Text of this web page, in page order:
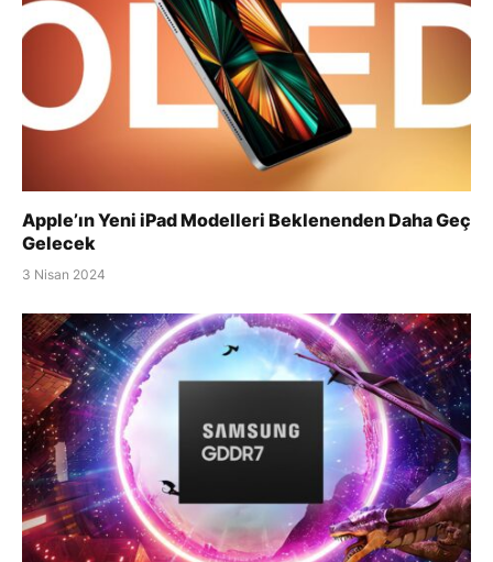
Apple’ın Yeni iPad Modelleri Beklenenden Daha Geç
Gelecek
3 Nisan 2024